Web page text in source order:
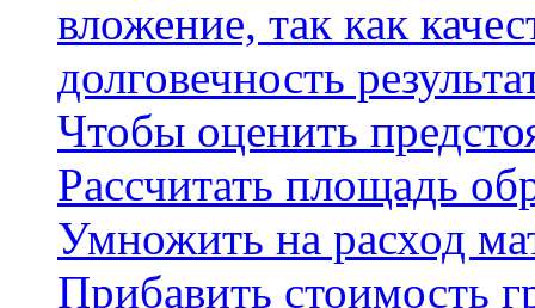
вложение, так как
долговечность
Чтобы оценить
Рассчитать площадь
Умножить на расход
Прибавить стоимость